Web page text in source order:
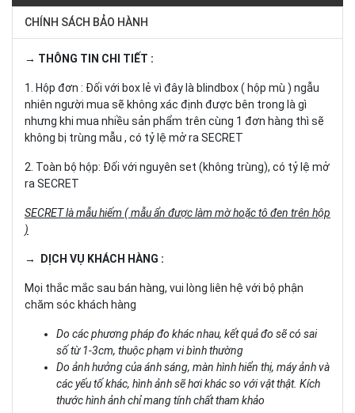
CHÍNH SÁCH BẢO HÀNH
→ THÔNG TIN CHI TIẾT :
1. Hộp đơn : Đối với box lẻ vì đây là blindbox ( hộp mù ) ngẫu
nhiên người mua sẽ không xác định được bên trong là gì
nhưng khi mua nhiều sản phẩm trên cùng 1 đơn hàng thì sẽ
không bị trùng mẫu , có tỷ lệ mở ra SECRET
2. Toàn bộ hộp: Đối với nguyên set (không trùng), có tỷ lệ mở
ra SECRET
SECRET là mẫu hiếm ( mẫu ẩn được làm mờ hoặc tô đen trên hộp
)
→ DỊCH VỤ KHÁCH HÀNG :
Mọi thắc mắc sau bán hàng, vui lòng liên hệ với bộ phận
chăm sóc khách hàng
Do các phương pháp đo khác nhau, kết quả đo sẽ có sai
số từ 1-3cm, thuộc phạm vi bình thường
Do ảnh hưởng của ánh sáng, màn hình hiển thị, máy ảnh và
các yếu tố khác, hình ảnh sẽ hơi khác so với vật thật. Kích
thước hình ảnh chỉ mang tính chất tham khảo